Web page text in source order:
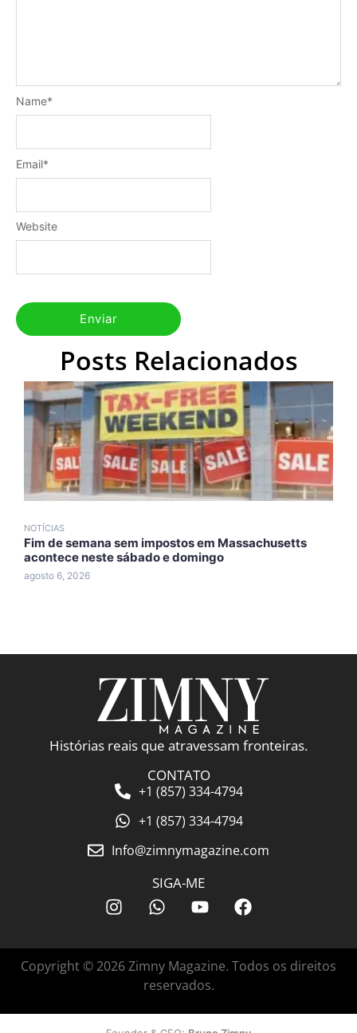
Name*
Email*
Website
Posts Relacionados
NOTÍCIAS
Fim de semana sem impostos em Massachusetts
acontece neste sábado e domingo
agosto 6, 2026
Histórias reais que atravessam fronteiras.
CONTATO
+1 (857) 334-4794
+1 (857) 334-4794
Info@zimnymagazine.com
SIGA-ME
Copyright © 2026 Zimny Magazine. Todos os direitos
reservados.